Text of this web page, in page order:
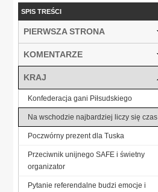
SPIS TREŚCI
PIERWSZA STRONA
KOMENTARZE
KRAJ
Konfederacja gani Piłsudskiego
Na wschodzie najbardziej liczy się czas
Poczwórny prezent dla Tuska
Przeciwnik unijnego SAFE i świetny
organizator
Pytanie referendalne budzi emocje i